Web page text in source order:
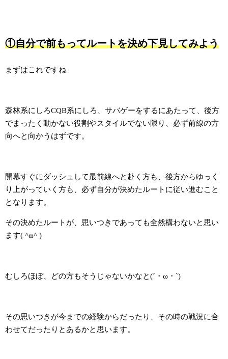
①自分で前もってルートを決め下見してみよう
まずはこれですね
森林系にしろCQB系にしろ、サバゲーをするにあたって、後方
でまったく動かない役割やスタイルでない限り、必ず前線の方
向へと向かうはずです。
開幕すぐにダッシュして最前線へと赴く方も、後方からゆっく
り上がっていく方も、必ず自分が決めたルートに従い進むこと
となります。
その決めたルートが、思いつきであっても全然構わないと思い
ます( ^ω^ )
むしろほぼ、どの方もそうじゃないかなと(´・ω・`)
その思いつきが今までの経験からだったり、その時の戦況に合
わせてだったりとあるかと思います。